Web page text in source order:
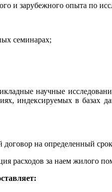
и зарубежного опыта по
семинарах;
научные
индексируемых в
на определенный
расходов за наем жилого